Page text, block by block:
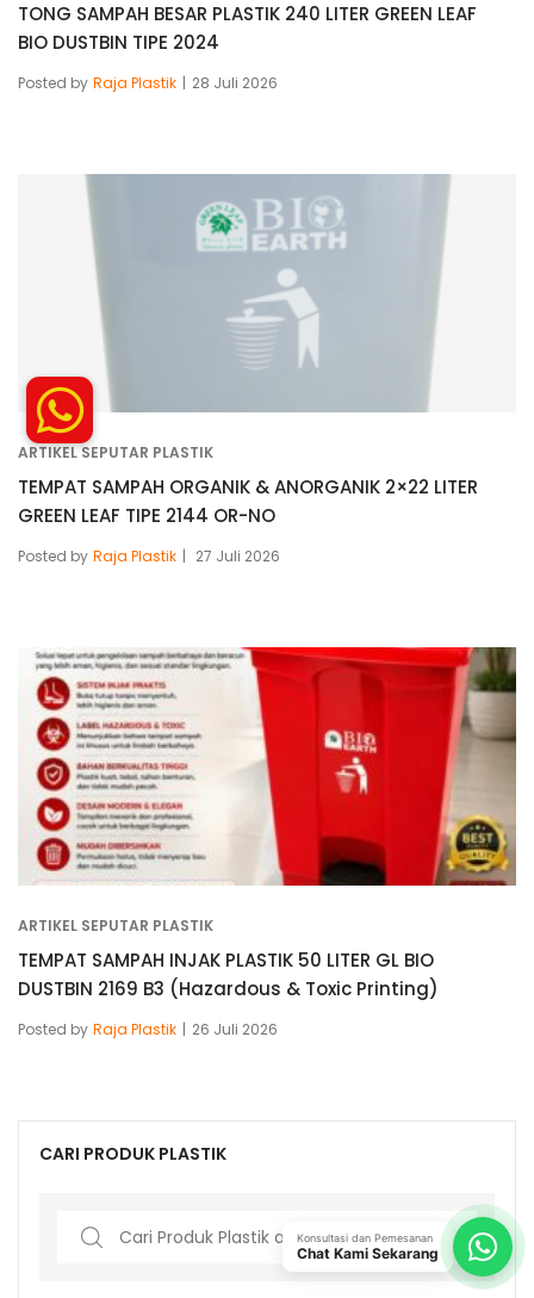
TONG SAMPAH BESAR PLASTIK 240 LITER GREEN LEAF
BIO DUSTBIN TIPE 2024
Posted by Raja Plastik 28 Juli 2026
ARTIKEL SEPUTAR PLASTIK
TEMPAT SAMPAH ORGANIK & ANORGANIK 2×22 LITER
GREEN LEAF TIPE 2144 OR-NO
Posted by Raja Plastik 27 Juli 2026
ARTIKEL SEPUTAR PLASTIK
TEMPAT SAMPAH INJAK PLASTIK 50 LITER GL BIO
DUSTBIN 2169 B3 (Hazardous & Toxic Printing)
Posted by Raja Plastik 26 Juli 2026
CARI PRODUK PLASTIK
Search
Konsultasi dan Pemesanan
Chat Kami Sekarang